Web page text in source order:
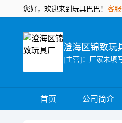
您好，欢迎来到玩具巴巴！ 客
澄海区锦致玩
[主营]：厂家未填
首页 公司简介